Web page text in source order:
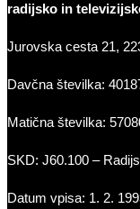
radijsko in
Jurovska cesta 21,
Davčna številka:
Matična številka:
SKD: J60.100 –
Datum vpisa: 1. 2.